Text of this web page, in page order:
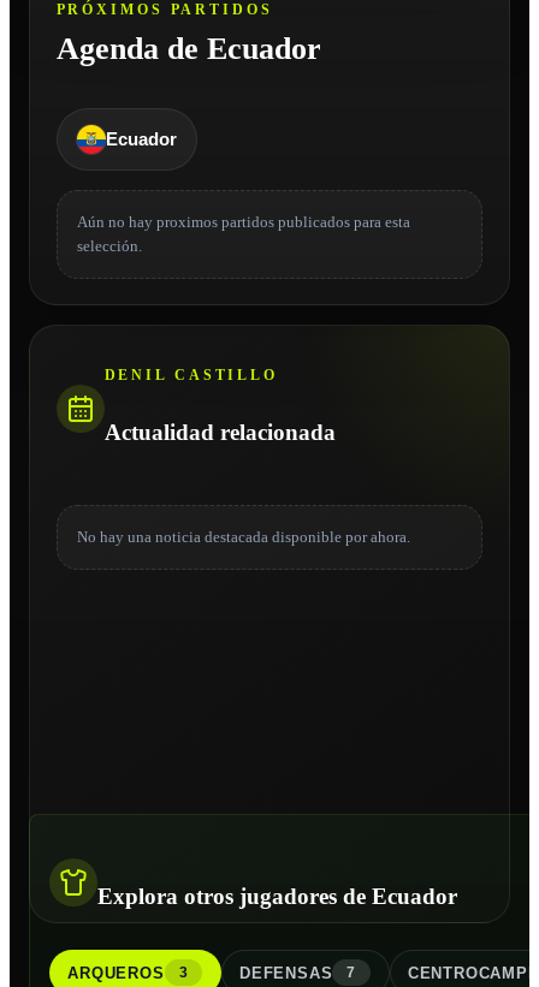
PRÓXIMOS PARTIDOS
Agenda de Ecuador
Ecuador
Aún no hay proximos partidos publicados para esta
selección.
DENIL CASTILLO
Actualidad relacionada
No hay una noticia destacada disponible por ahora.
Explora otros jugadores de Ecuador
ARQUEROS 3 DEFENSAS 7